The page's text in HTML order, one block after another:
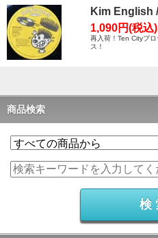
Kim English
1,090円(税込)
再入荷！Ten Cityプ
ス！
商品検索